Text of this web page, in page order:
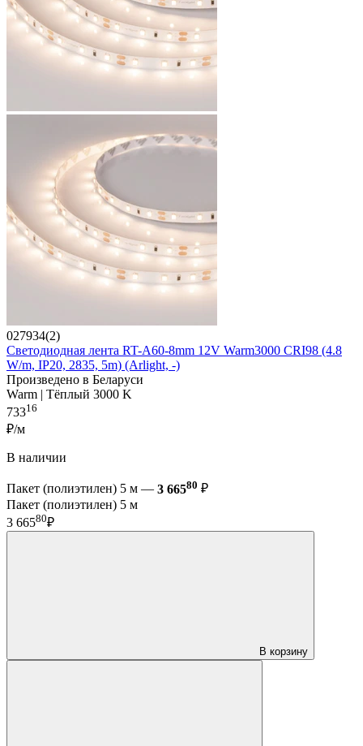
027934(2)
Светодиодная лента RT-A60-8mm 12V Warm3000 CRI98 (4.8
W/m, IP20, 2835, 5m) (Arlight, -)
Произведено в Беларуси
Warm | Тёплый 3000 K
73316
₽/м
В наличии
Пакет (полиэтилен) 5 м — 3 66580 ₽
Пакет (полиэтилен) 5 м
3 66580₽
В корзину